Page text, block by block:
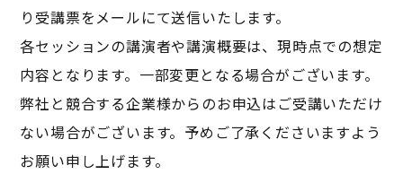
り受講票をメールにて送信いたします。
各セッションの講演者や講演概要は、現時点での想定
内容となります。一部変更となる場合がございます。
弊社と競合する企業様からのお申込はご受講いただけ
ない場合がございます。予めご了承くださいますよう
お願い申し上げます。